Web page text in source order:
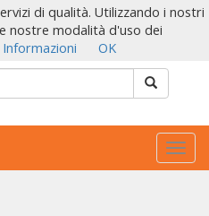
di qualità. Utilizzando i nostri
nostre modalità d'uso dei
OK